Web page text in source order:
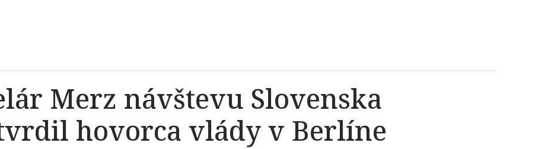
Merz návštevu Slovenska
hovorca vlády v Berlíne